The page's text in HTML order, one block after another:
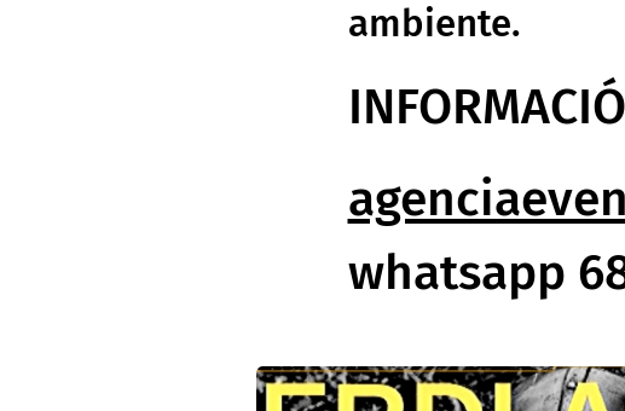
ambiente.
whatsapp